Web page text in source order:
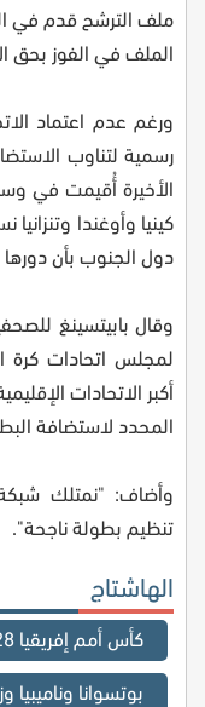
ملف الترشح قدم في
الملف في الفوز بحق
ورغم عدم اعتماد
رسمية لتناوب
الأخيرة أُقيمت في
دول الجنوب بأن
وقال بابيتسينغ
لمجلس اتحادات كرة
أكبر الاتحادات
المحدد لاستضافة
وأضاف: "نمتلك
تنظيم بطولة ناجحة".
الهاشتاج
كأس أمم إفريقيا 2028
بوتسوانا وناميبيا